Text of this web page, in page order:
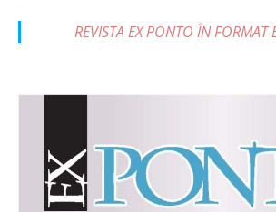
REVISTA EX PONTO ÎN FORMAT